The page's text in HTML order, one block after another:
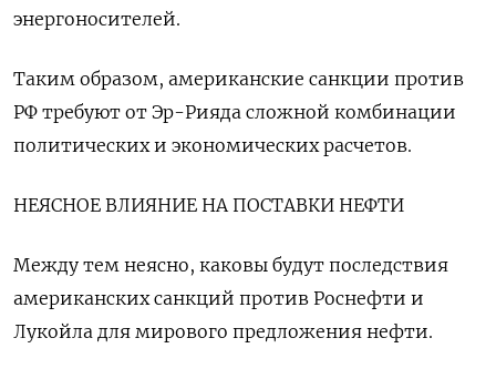
энергоносителей.
Таким образом, американские санкции против
РФ требуют от Эр-Рияда сложной комбинации
политических и экономических расчетов.
НЕЯСНОЕ ВЛИЯНИЕ НА ПОСТАВКИ НЕФТИ
Между тем неясно, каковы будут последствия
американских санкций против Роснефти и
Лукойла для мирового предложения нефти.